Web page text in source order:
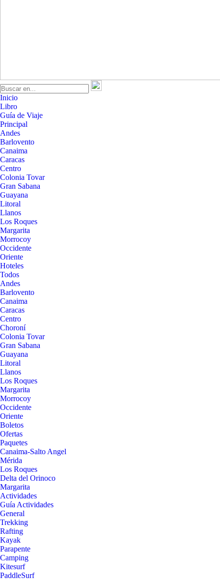
Inicio
Libro
Guía de Viaje
Principal
Andes
Barlovento
Canaima
Caracas
Centro
Colonia Tovar
Gran Sabana
Guayana
Litoral
Llanos
Los Roques
Margarita
Morrocoy
Occidente
Oriente
Hoteles
Todos
Andes
Barlovento
Canaima
Caracas
Centro
Choroní
Colonia Tovar
Gran Sabana
Guayana
Litoral
Llanos
Los Roques
Margarita
Morrocoy
Occidente
Oriente
Boletos
Ofertas
Paquetes
Canaima-Salto Angel
Mérida
Los Roques
Delta del Orinoco
Margarita
Actividades
Guía Actividades
General
Trekking
Rafting
Kayak
Parapente
Camping
Kitesurf
PaddleSurf